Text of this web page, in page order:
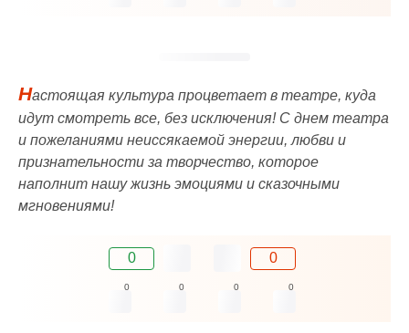
Настоящая культура процветает в театре, куда
идут смотреть все, без исключения! С днем театра
и пожеланиями неиссякаемой энергии, любви и
признательности за творчество, которое
наполнит нашу жизнь эмоциями и сказочными
мгновениями!
0 0
0 0 0 0